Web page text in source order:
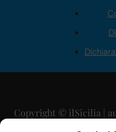
Copyright © ilSicilia |